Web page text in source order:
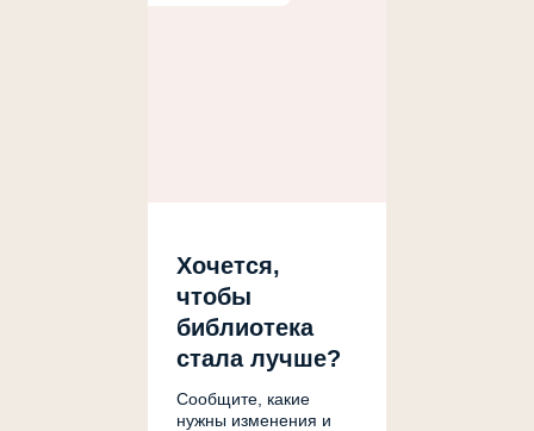
Хочется,
чтобы
библиотека
стала лучше?
Сообщите, какие
нужны изменения и